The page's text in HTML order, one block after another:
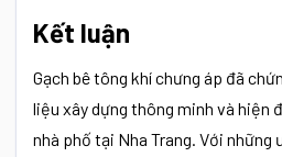
Kết luận
Gạch bê tông khí chưng áp đã
liệu xây dựng thông minh và hiện
nhà phố tại Nha Trang. Với